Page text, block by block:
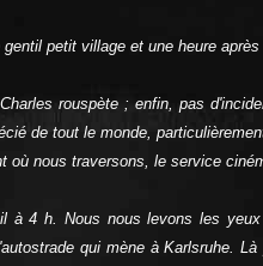
petit village et une heure
rouspète ; enfin, pas
de tout le monde,
où nous traversons, le service
à 4 h. Nous nous levons les
qui mène à Karlsruhe.